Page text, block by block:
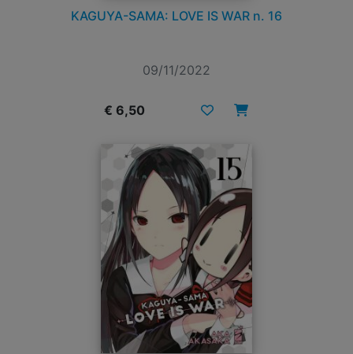
KAGUYA-SAMA: LOVE IS WAR n. 16
09/11/2022
€ 6,50